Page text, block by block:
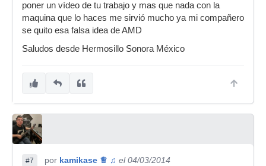
poner un vídeo de tu trabajo y mas que nada con la
maquina que lo haces me sirvió mucho ya mi compañero
se quito esa falsa idea de AMD
Saludos desde Hermosillo Sonora México
#7 por kamikase ♕ ♫ el 04/03/2014